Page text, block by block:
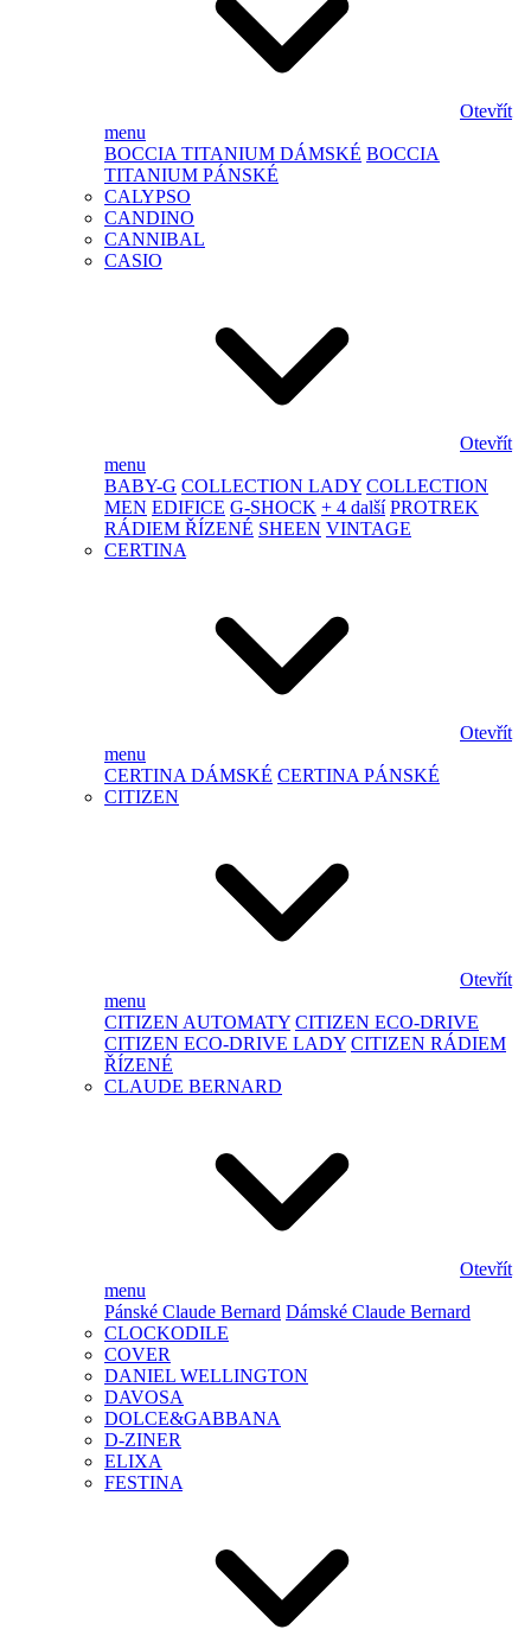
Otevřít
menu
BOCCIA TITANIUM DÁMSKÉ BOCCIA
TITANIUM PÁNSKÉ
CALYPSO
CANDINO
CANNIBAL
CASIO
Otevřít
menu
BABY-G COLLECTION LADY COLLECTION
MEN EDIFICE G-SHOCK + 4 další PROTREK
RÁDIEM ŘÍZENÉ SHEEN VINTAGE
CERTINA
Otevřít
menu
CERTINA DÁMSKÉ CERTINA PÁNSKÉ
CITIZEN
Otevřít
menu
CITIZEN AUTOMATY CITIZEN ECO-DRIVE
CITIZEN ECO-DRIVE LADY CITIZEN RÁDIEM
ŘÍZENÉ
CLAUDE BERNARD
Otevřít
menu
Pánské Claude Bernard Dámské Claude Bernard
CLOCKODILE
COVER
DANIEL WELLINGTON
DAVOSA
DOLCE&GABBANA
D-ZINER
ELIXA
FESTINA